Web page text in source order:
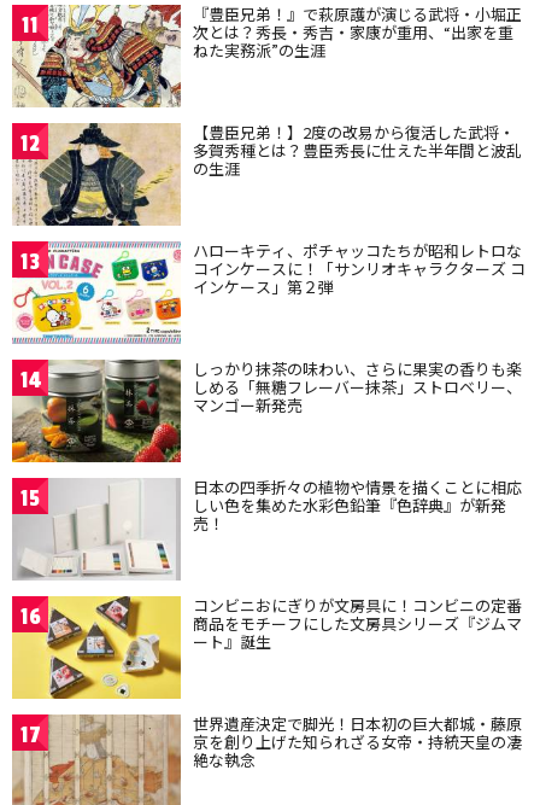
11 『豊臣兄弟！』で萩原護が演じる武将・小堀正
次とは？秀長・秀吉・家康が重用、“出家を重
ねた実務派”の生涯
12 【豊臣兄弟！】2度の改易から復活した武将・
多賀秀種とは？豊臣秀長に仕えた半年間と波乱
の生涯
13 ハローキティ、ポチャッコたちが昭和レトロな
コインケースに！「サンリオキャラクターズ コ
インケース」第２弾
14 しっかり抹茶の味わい、さらに果実の香りも楽
しめる「無糖フレーバー抹茶」ストロベリー、
マンゴー新発売
15 日本の四季折々の植物や情景を描くことに相応
しい色を集めた水彩色鉛筆『色辞典』が新発
売！
16 コンビニおにぎりが文房具に！コンビニの定番
商品をモチーフにした文房具シリーズ『ジムマ
ート』誕生
17 世界遺産決定で脚光！日本初の巨大都城・藤原
京を創り上げた知られざる女帝・持統天皇の凄
絶な執念